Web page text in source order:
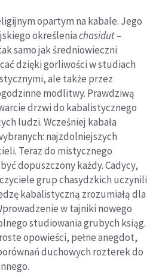
opartym na kabale. Jego
określeniachasidut–
samo jak średniowieczni
dzięki gorliwości w studiach
ale także przez
modlitwy. Prawdziwą
drzwi do kabalistycznego
ludzi. Wcześniej kabała
najzdolniejszych
Teraz do mistycznego
dopuszczony każdy. Cadycy,
grup chasydzkich uczynili
kabalistyczną zrozumiałą dla
w tajniki nowego
studiowania grubych ksiąg.
opowieści, pełne anegdot,
duchowych rozterek do